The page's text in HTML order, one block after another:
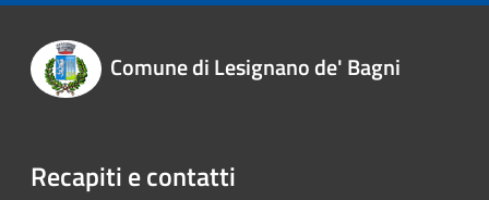
Comune di Lesignano de' Bagni
Recapiti e contatti